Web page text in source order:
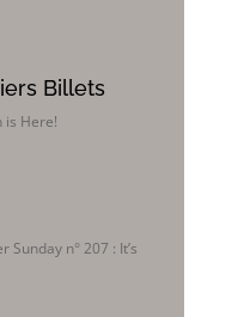
Billets
is Here!
Sunday n° 207 : It’s